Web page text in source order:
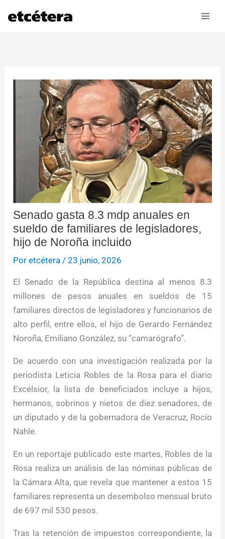
Senado gasta 8.3 mdp anuales en
sueldo de familiares de legisladores,
hijo de Noroña incluido
Poretcétera /23 junio, 2026
El Senado de la República destina al menos 8.3
millones de pesos anuales en sueldos de 15
familiares directos de legisladores y funcionarios de
alto perfil, entre ellos, el hijo de Gerardo Fernández
Noroña, Emiliano González, su “camarógrafo”.
De acuerdo con una investigación realizada por la
periodista Leticia Robles de la Rosa para el diario
Excélsior, la lista de beneficiados incluye a hijos,
hermanos, sobrinos y nietos de diez senadores, de
un diputado y de la gobernadora de Veracruz, Rocío
Nahle.
En un reportaje publicado este martes, Robles de la
Rosa realiza un análisis de las nóminas públicas de
la Cámara Alta, que revela que mantener a estos 15
familiares representa un desembolso mensual bruto
de 697 mil 530 pesos.
Tras la retención de impuestos correspondiente, la